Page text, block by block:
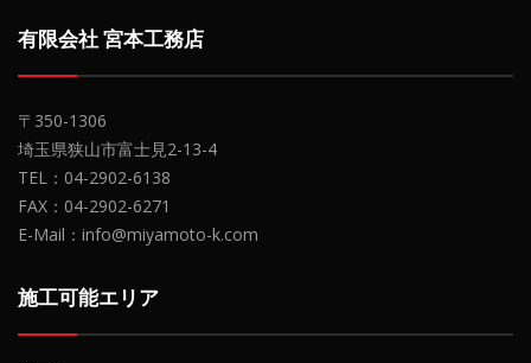
有限会社 宮本工務店
〒350-1306
埼玉県狭山市富士見2-13-4
TEL：04-2902-6138
FAX：04-2902-6271
E-Mail：info@miyamoto-k.com
施工可能エリア